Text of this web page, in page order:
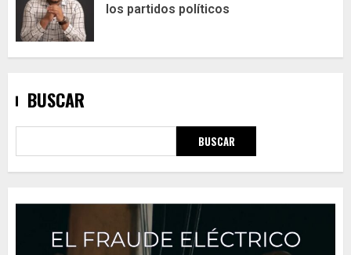
los partidos políticos
BUSCAR
BUSCAR